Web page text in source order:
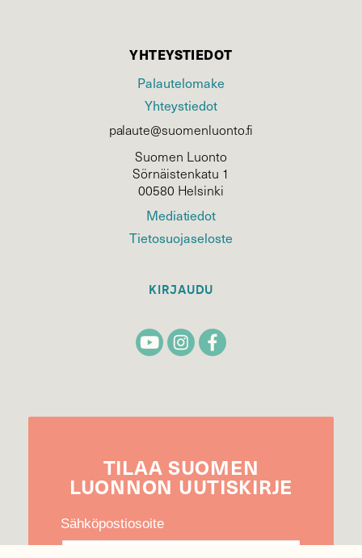
YHTEYSTIEDOT
Palautelomake
Yhteystiedot
palaute@suomenluonto.fi
Suomen Luonto
Sörnäistenkatu 1
00580 Helsinki
Mediatiedot
Tietosuojaseloste
KIRJAUDU
TILAA SUOMEN
LUONNON UUTIS­KIRJE
Sähköpostiosoite